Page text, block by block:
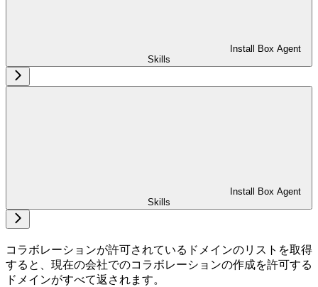
Install Box Agent
Skills
Install Box Agent
Skills
コラボレーションが許可されているドメインのリストを取得
すると、現在の会社でのコラボレーションの作成を許可する
ドメインがすべて返されます。